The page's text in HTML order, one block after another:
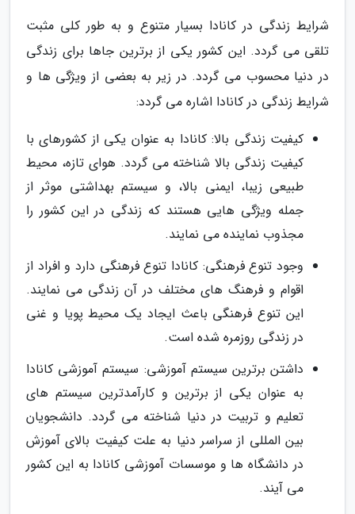
شرایط زندگی در کانادا بسیار متنوع و به طور کلی مثبت
تلقی می گردد. این کشور یکی از برترین جاها برای زندگی
در دنیا محسوب می گردد. در زیر به بعضی از ویژگی ها و
شرایط زندگی در کانادا اشاره می گردد:
کیفیت زندگی بالا: کانادا به عنوان یکی از کشورهای با
کیفیت زندگی بالا شناخته می گردد. هوای تازه، محیط
طبیعی زیبا، ایمنی بالا، و سیستم بهداشتی موثر از
جمله ویژگی هایی هستند که زندگی در این کشور را
مجذوب نماینده می نمایند.
وجود تنوع فرهنگی: کانادا تنوع فرهنگی دارد و افراد از
اقوام و فرهنگ های مختلف در آن زندگی می نمایند.
این تنوع فرهنگی باعث ایجاد یک محیط پویا و غنی
در زندگی روزمره شده است.
داشتن برترین سیستم آموزشی: سیستم آموزشی کانادا
به عنوان یکی از برترین و کارآمدترین سیستم های
تعلیم و تربیت در دنیا شناخته می گردد. دانشجویان
بین المللی از سراسر دنیا به علت کیفیت بالای آموزش
در دانشگاه ها و موسسات آموزشی کانادا به این کشور
می آیند.